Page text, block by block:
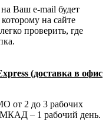
Ваш e-mail будет
на сайте
проверить, где
(доставка в офис
от 2 до 3 рабочих
МКАД – 1 рабочий день.